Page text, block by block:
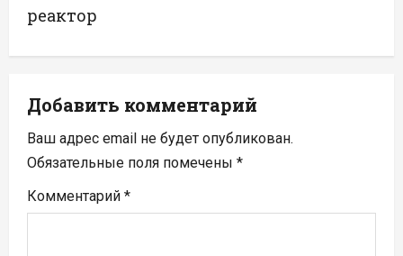
а
ц
и
я
п
о
реактор
Добавить комментарий
Ваш адрес email не будет опубликован.
Обязательные поля помечены *
Комментарий *